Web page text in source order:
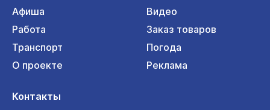
Афиша
Видео
Работа
Заказ товаров
Транспорт
Погода
О проекте
Реклама
Контакты